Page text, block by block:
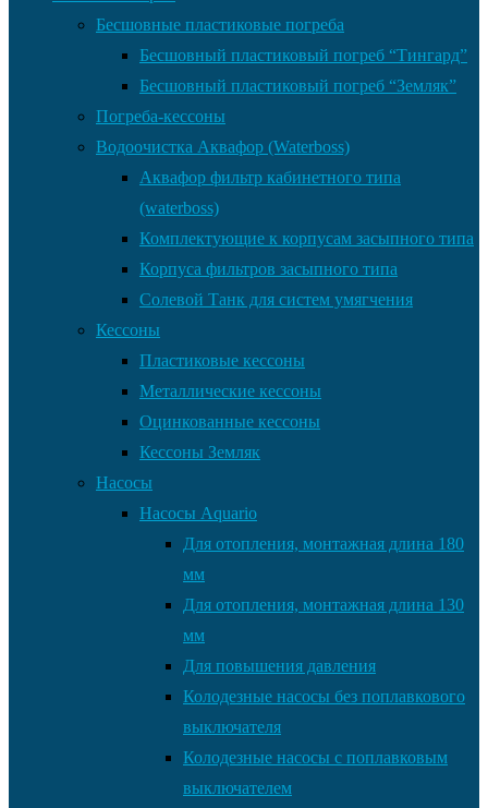
Бесшовные пластиковые погреба
Бесшовный пластиковый погреб “Тингард”
Бесшовный пластиковый погреб “Земляк”
Погреба-кессоны
Водоочистка Аквафор (Waterboss)
Аквафор фильтр кабинетного типа
(waterboss)
Комплектующие к корпусам засыпного типа
Корпуса фильтров засыпного типа
Солевой Танк для систем умягчения
Кессоны
Пластиковые кессоны
Металлические кессоны
Оцинкованные кессоны
Кессоны Земляк
Насосы
Насосы Aquario
Для отопления, монтажная длина 180
мм
Для отопления, монтажная длина 130
мм
Для повышения давления
Колодезные насосы без поплавкового
выключателя
Колодезные насосы с поплавковым
выключателем